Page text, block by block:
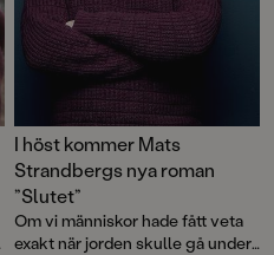
I höst kommer Mats
Strandbergs nya roman
”Slutet”
Om vi människor hade fått veta
exakt när jorden skulle gå under,